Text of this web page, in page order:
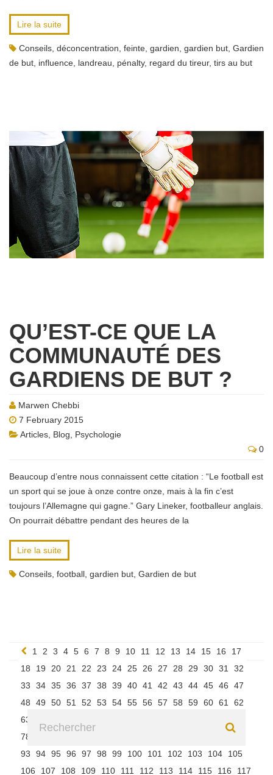
Lire la suite
Conseils déconcentration feinte gardien gardien but Gardien
de but influence landreau pénalty, regard du tireur, tirs au but
QU’EST-CE QUE LA
COMMUNAUTÉ DES
GARDIENS DE BUT ?
Marwen Chebbi
7 February 2015
Articles Blog
Psychologie
0
Beaucoup d’entre nous connaissent cette citation : “Le football est
un sport qui se joue à onze contre onze, mais à la fin c’est
toujours l’Allemagne qui gagne.” Gary Lineker, footballeur anglais.
On pourrait débattre pendant des heures de la
Lire la suite
Conseils football gardien but Gardien de but
1 2 3 4 5 6 7 8 9 10 11 12 13 14 15 16
17
18
19 20 21 22 23 24 25 26 27 28 29 30 31
32
33
34 35 36 37 38 39 40 41 42 43 44 45 46
47
48
49 50 51 52 53 54 55 56 57 58 59 60 61
62
63
78
93
94 95 96 97 98 99 100 101 102 103 104
105
106
107 108 109 110 111 112 113 114 115 116 117